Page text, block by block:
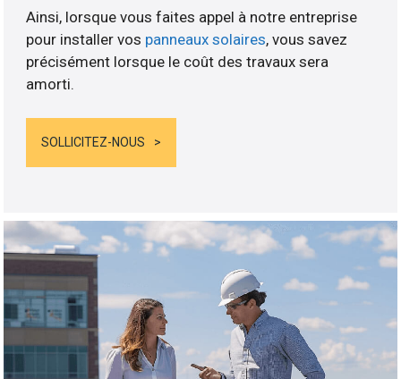
Ainsi, lorsque vous faites appel à notre entreprise
pour installer vos panneaux solaires, vous savez
précisément lorsque le coût des travaux sera
amorti.
SOLLICITEZ-NOUS